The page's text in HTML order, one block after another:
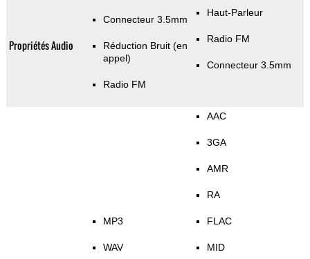
Propriétés Audio
Connecteur 3.5mm
Réduction Bruit (en
appel)
Radio FM
Haut-Parleur
Radio FM
Connecteur 3.5mm
MP3
WAV
AAC
3GA
AMR
RA
FLAC
MID